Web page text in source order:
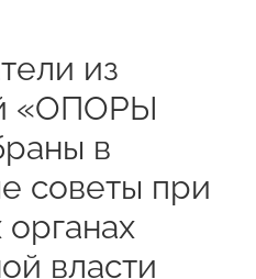
из
«ОПОРЫ
в
советы при
власти